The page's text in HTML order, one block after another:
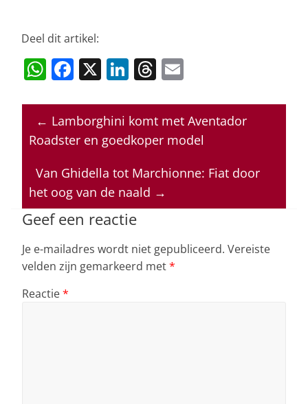
Deel dit artikel:
W
at
s
p
p
F
c
e
o
o
k
X Li
k
e
dI
n
T
re
a
s
ai
l
← Lamborghini komt met Aventador
Roadster en goedkoper model
Van Ghidella tot Marchionne: Fiat door
het oog van de naald →
Geef een reactie
Je e-mailadres wordt niet gepubliceerd. Vereiste
velden zijn gemarkeerd met*
Reactie*